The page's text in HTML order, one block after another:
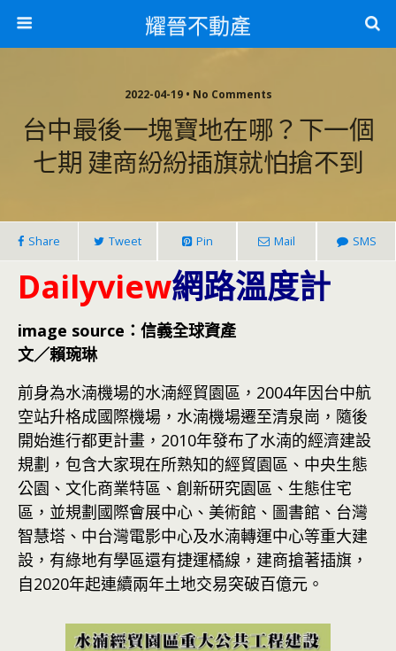
耀晉不動產
2022-04-19 • No Comments
台中最後一塊寶地在哪？下一個
七期 建商紛紛插旗就怕搶不到
Share Tweet Pin Mail SMS
Dailyview網路溫度計
image source：信義全球資產
文／賴琬琳
前身為水湳機場的水湳經貿園區，2004年因台中航
空站升格成國際機場，水湳機場遷至清泉崗，隨後
開始進行都更計畫，2010年發布了水湳的經濟建設
規劃，包含大家現在所熟知的經貿園區、中央生態
公園、文化商業特區、創新研究園區、生態住宅
區，並規劃國際會展中心、美術館、圖書館、台灣
智慧塔、中台灣電影中心及水湳轉運中心等重大建
設，有綠地有學區還有捷運橘線，建商搶著插旗，
自2020年起連續兩年土地交易突破百億元。